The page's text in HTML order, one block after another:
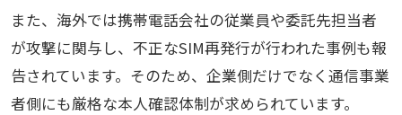
また、海外では携帯電話会社の従業員や委託先担当者
が攻撃に関与し、不正なSIM再発行が行われた事例も報
告されています。そのため、企業側だけでなく通信事業
者側にも厳格な本人確認体制が求められています。